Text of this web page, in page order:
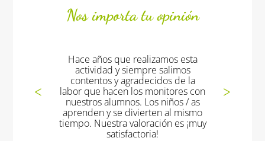
Nos importa tu opinión
Hace años que realizamos esta
actividad y siempre salimos
contentos y agradecidos de la
labor que hacen los monitores con
nuestros alumnos. Los niños / as
aprenden y se divierten al mismo
tiempo. Nuestra valoración es ¡muy
satisfactoria!